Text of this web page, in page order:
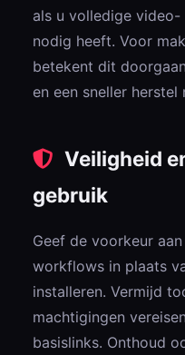
als u volledige
nodig heeft. Voor
betekent dit
en een sneller herstel
Veiligheid
gebruik
Geef de voorkeur
workflows in plaats
installeren. Vermijd
machtigingen
basislinks. Onthoud